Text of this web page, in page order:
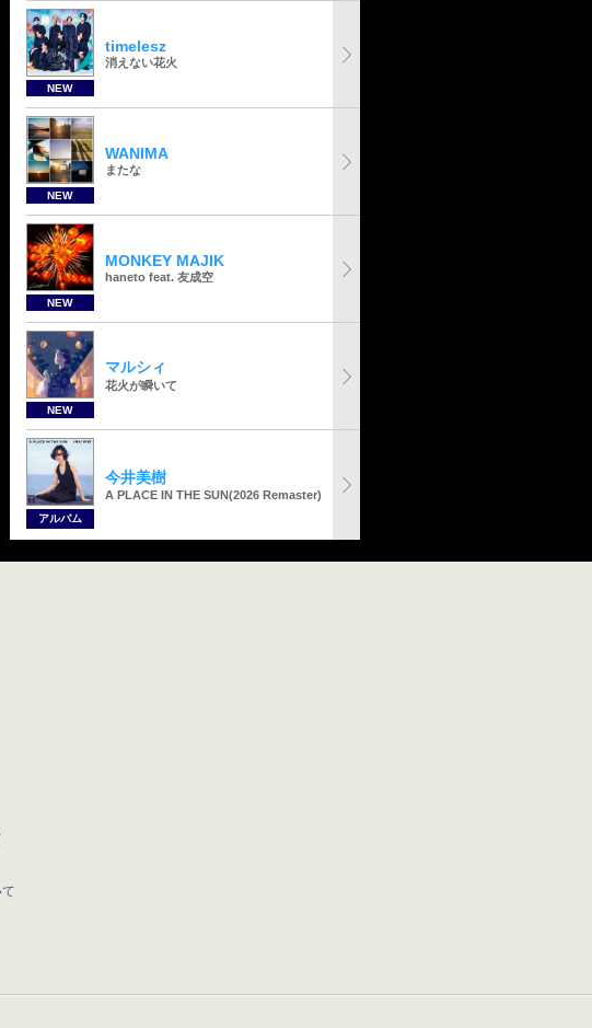
NEW
timelesz
消えない花火
NEW
WANIMA
またな
NEW
MONKEY MAJIK
haneto feat. 友成空
NEW
マルシィ
花火が瞬いて
アルバム
今井美樹
A PLACE IN THE SUN(2026 Remaster)